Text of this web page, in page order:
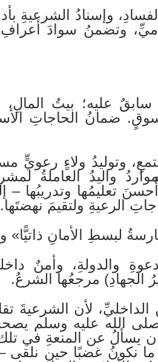
وإسنادُ الشرعيةِ
وتضمنُ سوادَ أعرافِ
سابقٌ عليه؛ بيتُ
سوقٍ. ضمانُ الحاجاتِ
وتوليدُ ولاءٍ رعويٍّ
واليدُ العاملةُ
تعليمُها وتدريبُها
الرعيةِ ولتقيمَ نهضتَها.
لبسطِ الأمانِ ذاتيًّا»
والدولةِ، وأمنٌ
الجهادِ) مرجعُها الشرعُ.
لأن الشرعيةَ
الله عليه وسلم
يسألُ عن المنعةِ في تلك
نكونُ غضبًا حين